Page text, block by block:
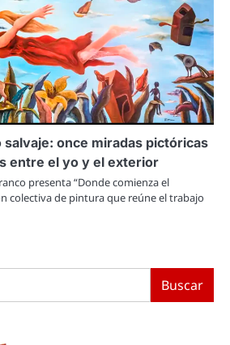
salvaje: once miradas pictóricas
entre el yo y el exterior
presenta “Donde comienza el
colectiva de pintura que reúne el trabajo
Buscar